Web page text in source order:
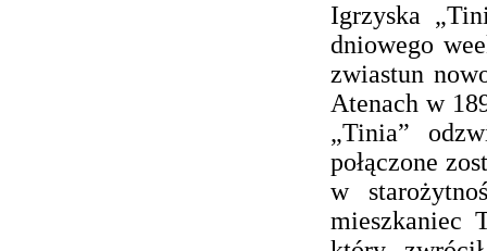
Igrzyska
dniowego
zwiastun
Atenach w
„Tinia”
połączone
w
mieszkaniec